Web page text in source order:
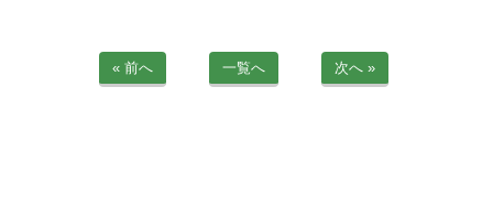
« 前へ 一覧へ 次へ »